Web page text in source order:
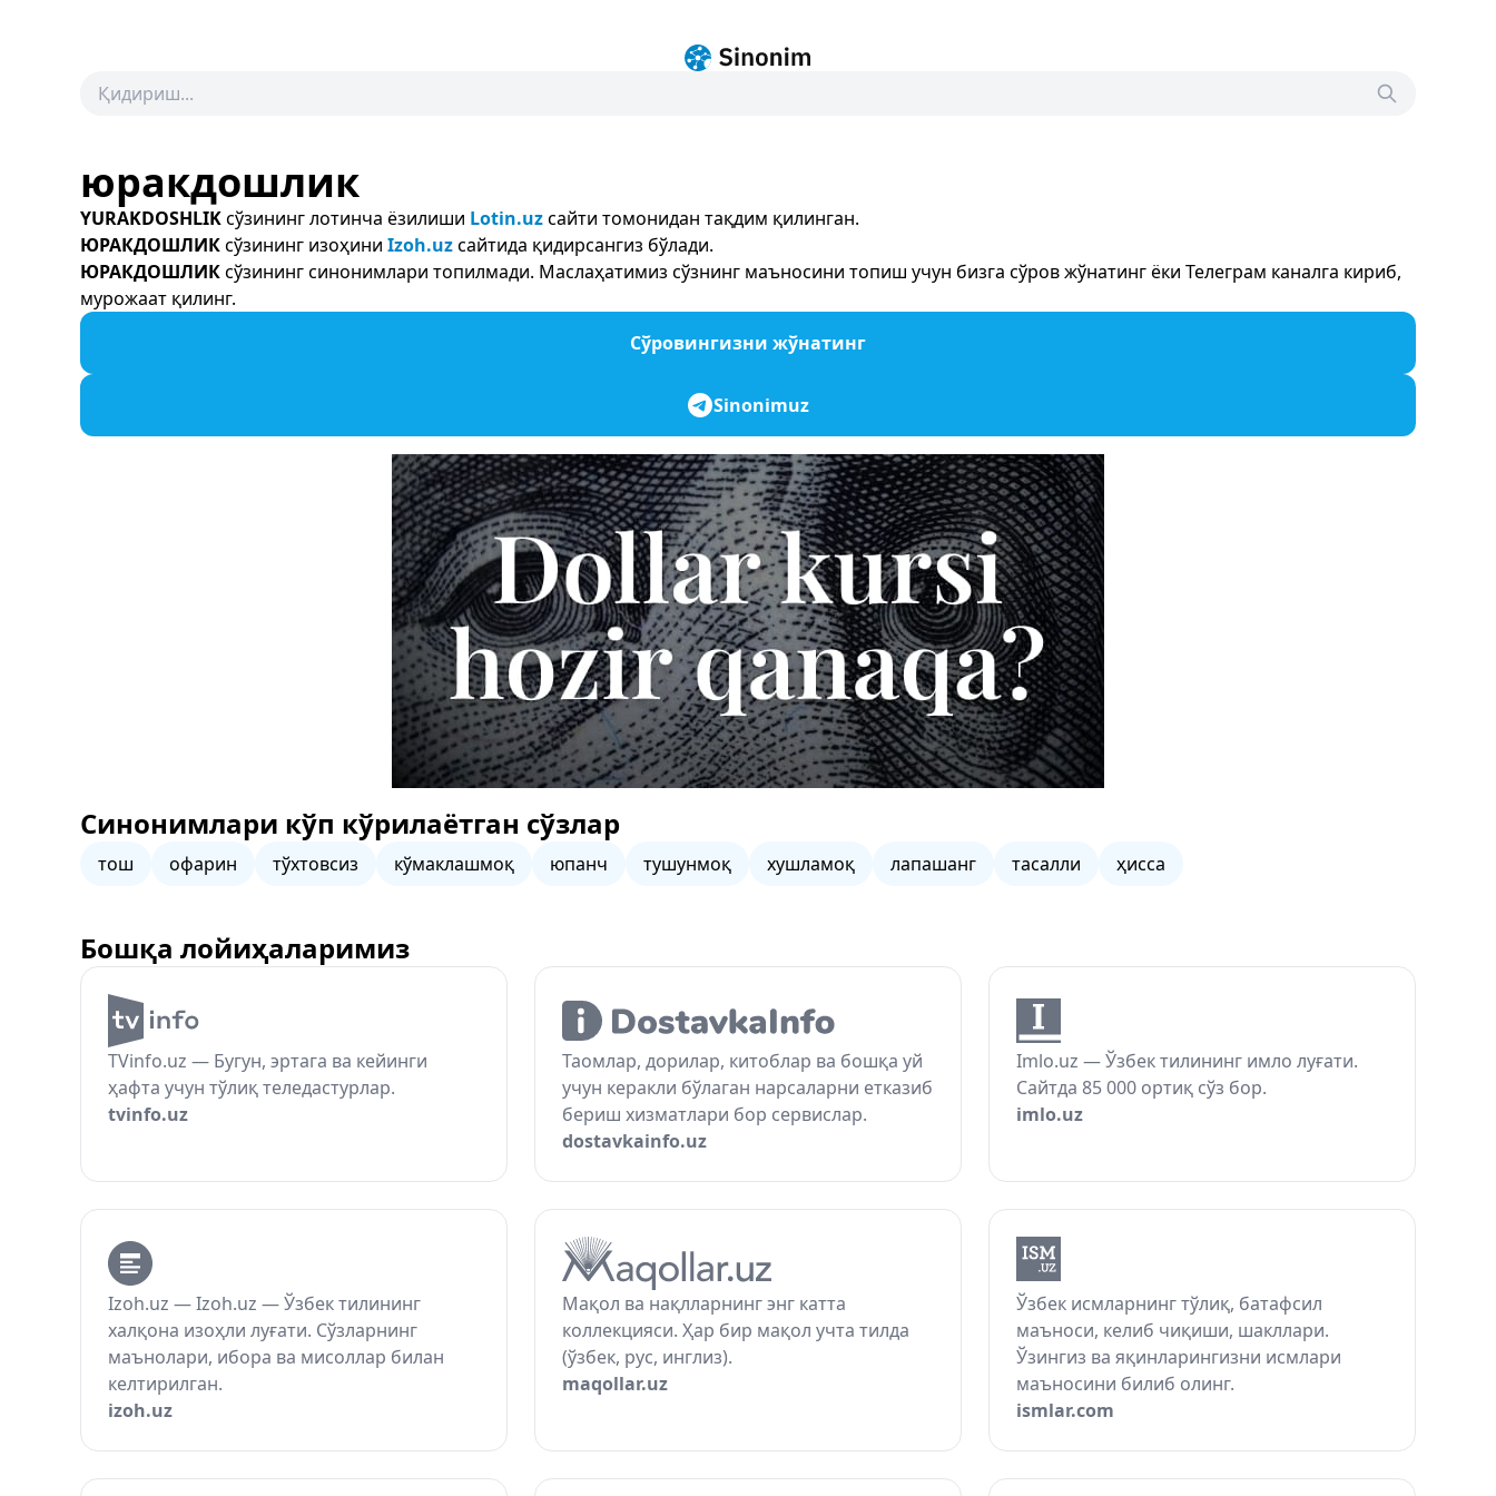
юракдошлик
YURAKDOSHLIKсўзининг лотинча ёзилиши Lotin.uzсайти томонидан тақдим қилинган.
ЮРАКДОШЛИКсўзининг изоҳини Izoh.uzсайтида қидирсангиз бўлади.
ЮРАКДОШЛИКсўзининг синонимлари топилмади. Маслаҳатимиз сўзнинг маъносини топиш учун бизга сўров жўнатинг ёки Телеграм каналга кириб,
мурожаат қилинг.
Сўровингизни жўнатинг
Sinonimuz
Синонимлари кўп кўрилаётган сўзлар
тош офарин тўхтовсиз кўмаклашмоқ юпанч тушунмоқ хушламоқ лапашанг тасалли ҳисса
Бошқа лойиҳаларимиз
TVinfo.uz — Бугун, эртага ва кейинги
ҳафта учун тўлиқ теледастурлар.
tvinfo.uz
Таомлар, дорилар, китоблар ва бошқа уй
учун керакли бўлаган нарсаларни етказиб
бериш хизматлари бор сервислар.
dostavkainfo.uz
Imlo.uz — Ўзбек тилининг имло луғати.
Сайтда 85 000 ортиқ сўз бор.
imlo.uz
Izoh.uz — Izoh.uz — Ўзбек тилининг
халқона изоҳли луғати. Сўзларнинг
маънолари, ибора ва мисоллар билан
келтирилган.
izoh.uz
Мақол ва нақлларнинг энг катта
коллекцияси. Ҳар бир мақол учта тилда
(ўзбек, рус, инглиз).
maqollar.uz
Ўзбек исмларнинг тўлиқ, батафсил
маъноси, келиб чиқиши, шакллари.
Ўзингиз ва яқинларингизни исмлари
маъносини билиб олинг.
ismlar.com